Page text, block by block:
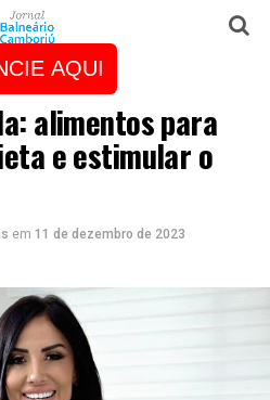
AQUI
alimentos para
e estimular o
em 11 de dezembro de 2023